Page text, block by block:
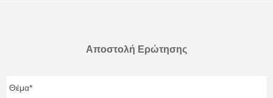
Αποστολή Ερώτησης